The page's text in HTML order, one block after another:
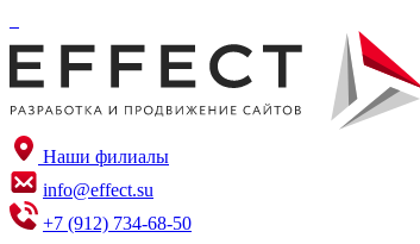
Наши филиалы
info@effect.su
+7 (912) 734-68-50